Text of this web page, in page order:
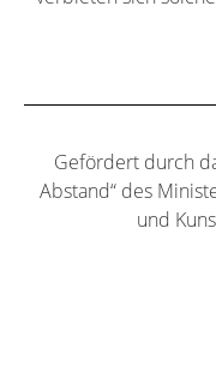
Gefördert durch
Abstand“ des
und